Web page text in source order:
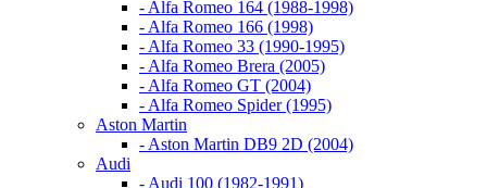
- Alfa Romeo 164 (1988-1998)
- Alfa Romeo 166 (1998)
- Alfa Romeo 33 (1990-1995)
- Alfa Romeo Brera (2005)
- Alfa Romeo GT (2004)
- Alfa Romeo Spider (1995)
Aston Martin
- Aston Martin DB9 2D (2004)
Audi
- Audi 100 (1982-1991)